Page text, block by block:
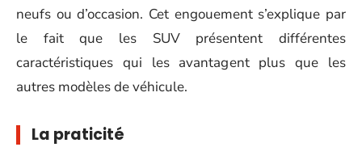
neufs ou d’occasion. Cet engouement s’explique par
le fait que les SUV présentent différentes
caractéristiques qui les avantagent plus que les
autres modèles de véhicule.
La praticité